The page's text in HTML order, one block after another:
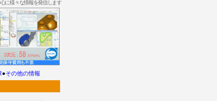
に様々な情報を発信します
●その他の情報